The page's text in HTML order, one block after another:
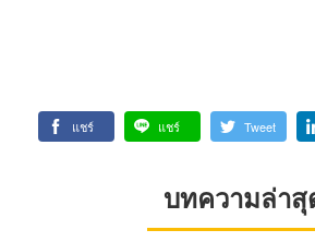
แชร์ แชร์ Tweet
บทความล่าสุ